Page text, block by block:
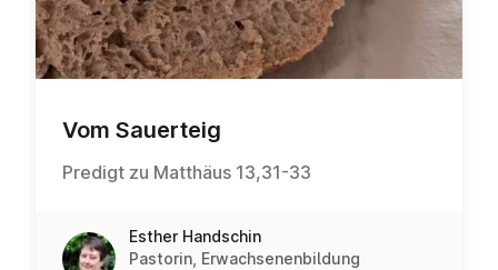
Vom Sauerteig
Predigt zu Matthäus 13,31-33
Esther Handschin
Pastorin, Erwachsenenbildung